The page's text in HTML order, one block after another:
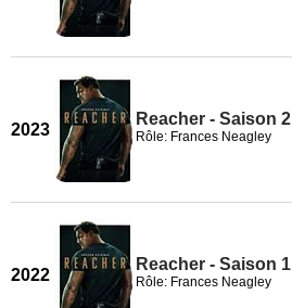
2023
Reacher - Saison 2
Rôle: Frances Neagley
2022
Reacher - Saison 1
Rôle: Frances Neagley